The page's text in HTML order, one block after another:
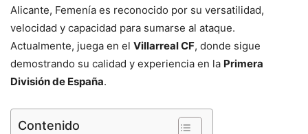
Alicante, Femenía es reconocido por su versatilidad,
velocidad y capacidad para sumarse al ataque.
Actualmente, juega en el Villarreal CF, donde sigue
demostrando su calidad y experiencia en la Primera
División de España.
Contenido